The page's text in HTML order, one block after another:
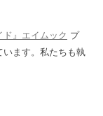
ド』エイムック プ
います。私たちも執